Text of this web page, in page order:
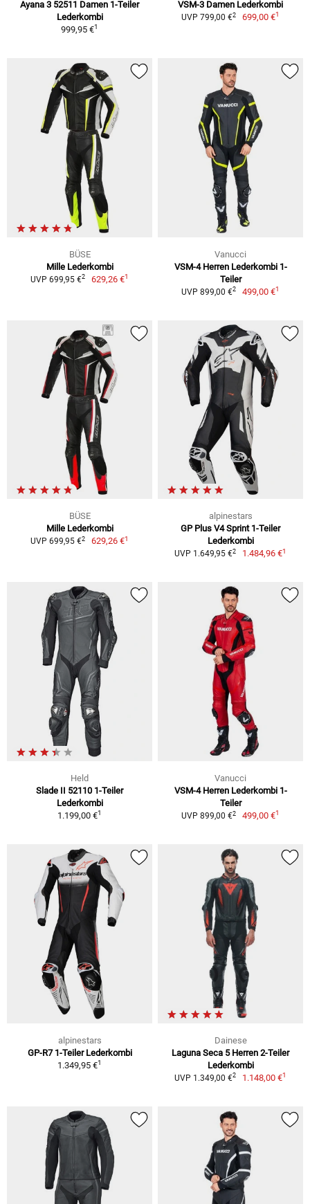
Ayana 3 52511 Damen 1-Teiler
Lederkombi
999,95 €1
VSM-3 Damen Lederkombi
UVP 799,00 €2 699,00 €1
BÜSE
Mille Lederkombi
UVP 699,95 €2 629,26 €1
Vanucci
VSM-4 Herren Lederkombi 1-
Teiler
UVP 899,00 €2 499,00 €1
BÜSE
Mille Lederkombi
UVP 699,95 €2 629,26 €1
alpinestars
GP Plus V4 Sprint 1-Teiler
Lederkombi
UVP 1.649,95 €2 1.484,96 €1
Held
Slade II 52110 1-Teiler
Lederkombi
1.199,00 €1
Vanucci
VSM-4 Herren Lederkombi 1-
Teiler
UVP 899,00 €2 499,00 €1
alpinestars
GP-R7 1-Teiler Lederkombi
1.349,95 €1
Dainese
Laguna Seca 5 Herren 2-Teiler
Lederkombi
UVP 1.349,00 €2 1.148,00 €1